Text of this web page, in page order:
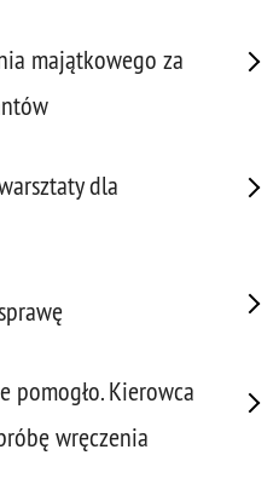
majątkowego za
dla
pomogło. Kierowca
wręczenia